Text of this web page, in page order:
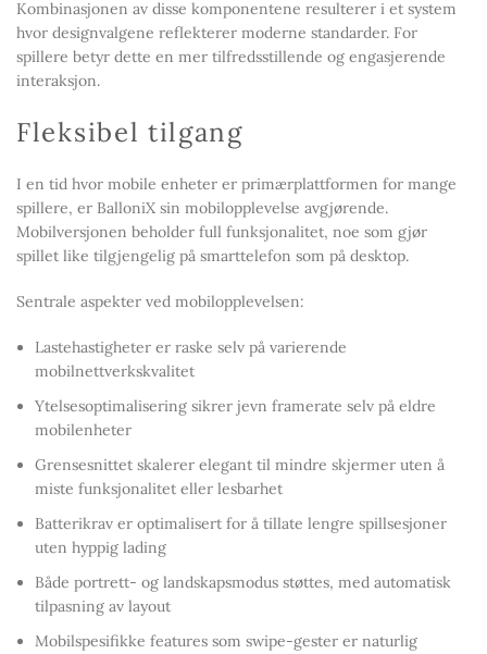
Kombinasjonen av disse komponentene resulterer i et system
hvor designvalgene reflekterer moderne standarder. For
spillere betyr dette en mer tilfredsstillende og engasjerende
interaksjon.
Fleksibel tilgang
I en tid hvor mobile enheter er primærplattformen for mange
spillere, er BalloniX sin mobilopplevelse avgjørende.
Mobilversjonen beholder full funksjonalitet, noe som gjør
spillet like tilgjengelig på smarttelefon som på desktop.
Sentrale aspekter ved mobilopplevelsen:
Lastehastigheter er raske selv på varierende
mobilnettverkskvalitet
Ytelsesoptimalisering sikrer jevn framerate selv på eldre
mobilenheter
Grensesnittet skalerer elegant til mindre skjermer uten å
miste funksjonalitet eller lesbarhet
Batterikrav er optimalisert for å tillate lengre spillsesjoner
uten hyppig lading
Både portrett- og landskapsmodus støttes, med automatisk
tilpasning av layout
Mobilspesifikke features som swipe-gester er naturlig